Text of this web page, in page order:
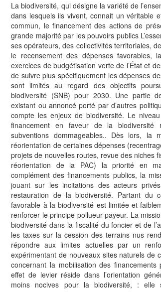
La biodiversité, qui désigne la variété de
dans lesquels ils vivent, connait un véritable
commun, le financement des actions de
grande majorité par les pouvoirs publics
ses opérateurs, des collectivités territoriales,
le recensement des dépenses favorables,
exercices de budgétisation verte de l’État et
de suivre plus spécifiquement les dépenses
sont limités au regard des objectifs
biodiversité (SNB) pour 2030. Une partie
existant ou annoncé porté par d’autres
compte les enjeux de biodiversité. Le
financement en faveur de la
subventions dommageables.. Dès lors,
réorientation de certaines dépenses
projets de nouvelles routes, revue des niches
réorientation de la PAC) la priorité en
complément des financements publics, la
jouant sur les incitations des acteurs
restauration de la biodiversité. Partant du
favorable à la biodiversité est limitée et
renforcer le principe pollueur-payeur. La
biodiversité dans la fiscalité du foncier et de
les taxes sur la cession des terrains nus
répondre aux limites actuelles par un
expérimentant de nouveaux sites naturels de
concernant la mobilisation des
effet de levier réside dans l’orientation
moins nocives pour la biodiversité, : elle